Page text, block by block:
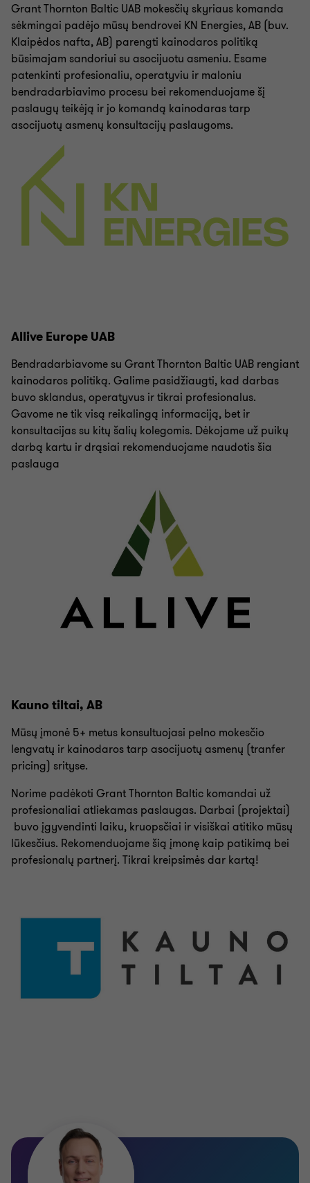
Grant Thornton Baltic UAB mokesčių skyriaus komanda
sėkmingai padėjo mūsų bendrovei KN Energies, AB (buv.
Klaipėdos nafta, AB) parengti kainodaros politiką
būsimajam sandoriui su asocijuotu asmeniu. Esame
patenkinti profesionaliu, operatyviu ir maloniu
bendradarbiavimo procesu bei rekomenduojame šį
paslaugų teikėją ir jo komandą kainodaras tarp
asocijuotų asmenų konsultacijų paslaugoms.
Allive Europe UAB
Bendradarbiavome su Grant Thornton Baltic UAB rengiant
kainodaros politiką. Galime pasidžiaugti, kad darbas
buvo sklandus, operatyvus ir tikrai profesionalus.
Gavome ne tik visą reikalingą informaciją, bet ir
konsultacijas su kitų šalių kolegomis. Dėkojame už puikų
darbą kartu ir drąsiai rekomenduojame naudotis šia
paslauga
Kauno tiltai, AB
Mūsų įmonė 5+ metus konsultuojasi pelno mokesčio
lengvatų ir kainodaros tarp asocijuotų asmenų (tranfer
pricing) srityse.
Norime padėkoti Grant Thornton Baltic komandai už
profesionaliai atliekamas paslaugas. Darbai (projektai)
buvo įgyvendinti laiku, kruopsčiai ir visiškai atitiko mūsų
lūkesčius. Rekomenduojame šią įmonę kaip patikimą bei
profesionalų partnerį. Tikrai kreipsimės dar kartą!